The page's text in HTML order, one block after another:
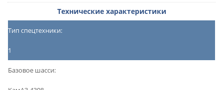
Технические характеристики
Тип спецтехники:
1
Базовое шасси: